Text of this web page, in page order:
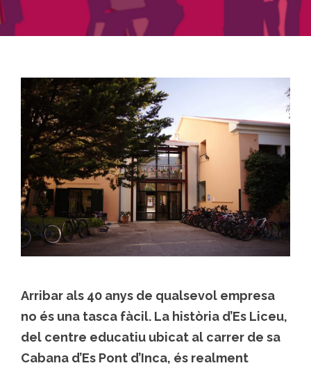
Arribar als 40 anys de qualsevol empresa
no és una tasca fàcil. La història d’Es Liceu,
del centre educatiu ubicat al carrer de sa
Cabana d’Es Pont d’Inca, és realment